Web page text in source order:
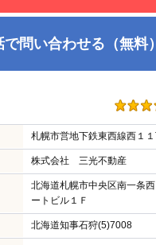
で問い合わせる（無料）
札幌市営地下鉄東西線西１
株式会社 三光不動産
北海道札幌市中央区南一条
ートビル１Ｆ
北海道知事石狩(5)7008